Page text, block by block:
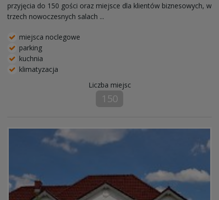
przyjęcia do 150 gości oraz miejsce dla klientów biznesowych, w
trzech nowoczesnych salach ...
miejsca noclegowe
parking
kuchnia
klimatyzacja
Liczba miejsc
150